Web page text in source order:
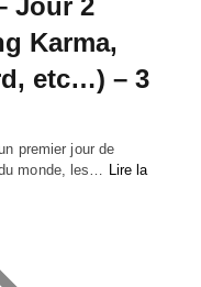
Jour 2
Karma,
etc…) – 3
premier jour de
monde, les… Lire la